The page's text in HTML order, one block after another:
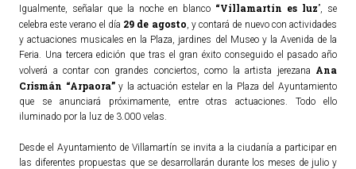
Igualmente, señalar que la noche en blanco “Villamartín es luz”, se
celebra este verano el día 29 de agosto, y contará de nuevo con actividades
y actuaciones musicales en la Plaza, jardines del Museo y la Avenida de la
Feria. Una tercera edición que tras el gran éxito conseguido el pasado año
volverá a contar con grandes conciertos, como la artista jerezana Ana
Crismán “Arpaora”y la actuación estelar en la Plaza del Ayuntamiento
que se anunciará próximamente, entre otras actuaciones. Todo ello
iluminado por la luz de 3.000 velas.
Desde el Ayuntamiento de Villamartín se invita a la ciudanía a participar en
las diferentes propuestas que se desarrollarán durante los meses de julio y